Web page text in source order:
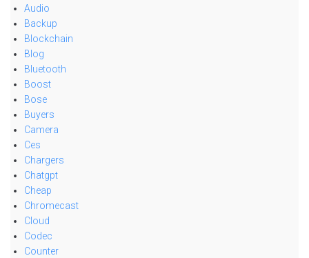
Audio
Backup
Blockchain
Blog
Bluetooth
Boost
Bose
Buyers
Camera
Ces
Chargers
Chatgpt
Cheap
Chromecast
Cloud
Codec
Counter